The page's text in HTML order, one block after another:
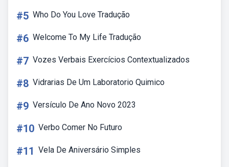
#5 Who Do You Love Tradução
#6 Welcome To My Life Tradução
#7 Vozes Verbais Exercícios Contextualizados
#8 Vidrarias De Um Laboratorio Quimico
#9 Versículo De Ano Novo 2023
#10 Verbo Comer No Futuro
#11 Vela De Aniversário Simples